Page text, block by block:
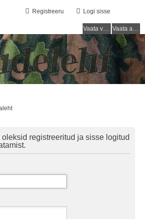
Logi sisse
Registreeru
Vaata vastamata teemasi Vaata aktiivseid teemasid
oleksid registreeritud ja sisse logitud